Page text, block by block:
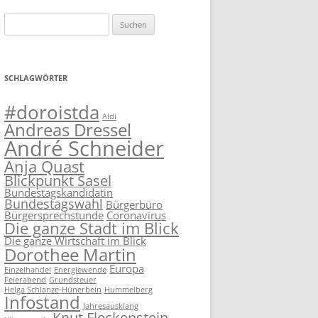
nach:
SCHLAGWÖRTER
#doroistda Aldi
Andreas Dressel
André Schneider
Anja Quast
Blickpunkt Sasel
Bundestagskandidatin
Bundestagswahl Bürgerbüro
Bürgersprechstunde Coronavirus
Die ganze Stadt im Blick
Die ganze Wirtschaft im Blick
Dorothee Martin
Einzelhandel Energiewende Europa
Feierabend Grundsteuer
Helga Schlanze-Hünerbein Hummelberg
Infostand Jahresausklang